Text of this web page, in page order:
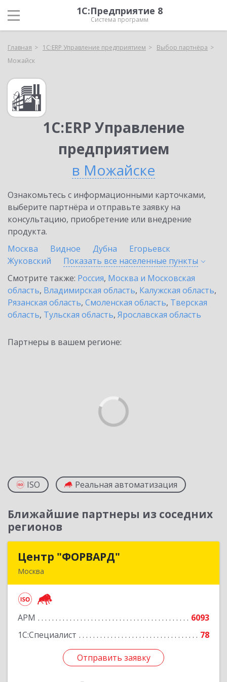
1С:Предприятие 8
Система программ
Главная 1С:ERP Управление предприятием
Выбор партнёра
Можайск
1С:ERP Управление
предприятием
в Можайске
Ознакомьтесь с информационными карточками,
выберите партнёра и отправьте заявку на
консультацию, приобретение или внедрение
продукта.
Москва
Видное Дубна
Егорьевск
Жуковский
Показать все населенные пункты
Смотрите также: Россия, Москва и Московская
область, Владимирская область, Калужская область,
Рязанская область, Смоленская область, Тверская
область, Тульская область, Ярославская область
Партнеры в вашем регионе:
ISO Реальная автоматизация
Ближайшие партнеры из соседних
регионов
Центр "ФОРВАРД"
Москва
АРМ
6093
1С:Специалист
78
Отправить заявку
Центр "ФОРВАРД"
Подробнее
Отправить заявку